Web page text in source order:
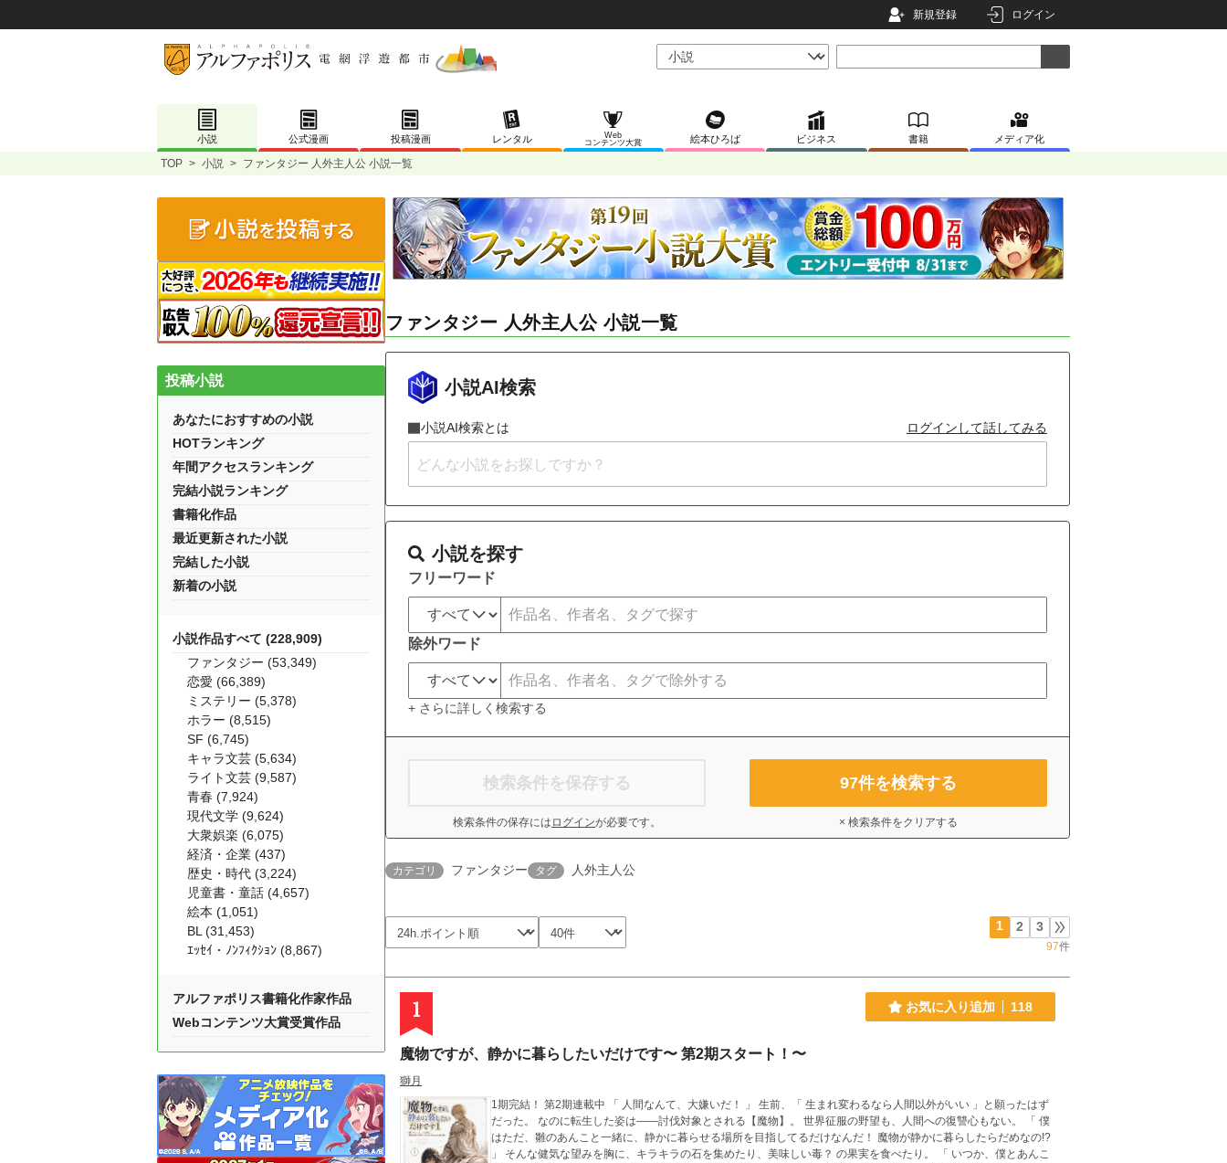
新規登録 ログイン
小説 公式漫画 投稿漫画 レンタル
Web
コンテンツ大賞
絵本ひろば ビジネス 書籍 メディア化
TOP > 小説 > ファンタジー 人外主人公 小説一覧
ファンタジー 人外主人公 小説一覧
小説AI検索
小説AI検索とは ログインして話してみる
小説を探す
フリーワード
除外ワード
+ さらに詳しく検索する
検索条件を保存する
検索条件の保存には ログインが必要です。
97件を検索する
× 検索条件をクリアする
カテゴリ ファンタジー タグ 人外主人公
1 2 3
97件
1 お気に入り追加 118
魔物ですが、静かに暮らしたいだけです〜 第2期スタート！〜
獅月
1期完結！ 第2期連載中 「 人間なんて、大嫌いだ！ 」 生前、「 生まれ変わるなら人間以外がいい 」と願ったはず
だった。 なのに転生した姿は――討伐対象とされる【魔物】。 世界征服の野望も、人間への復讐心もない。 「 僕
はただ、雛のあんこと一緒に、静かに暮らせる場所を目指してるだけなんだ！ 魔物が静かに暮らしたらだめなの!?
」 そんな健気な望みを胸に、キラキラの石を集めたり、美味しい毒？ の果実を食べたり。 「 いつか、僕とあんこ
投稿小説
あなたにおすすめの小説
HOTランキング
年間アクセスランキング
完結小説ランキング
書籍化作品
最近更新された小説
完結した小説
新着の小説
小説作品すべて (228,909)
ファンタジー (53,349)
恋愛 (66,389)
ミステリー (5,378)
ホラー (8,515)
SF (6,745)
キャラ文芸 (5,634)
ライト文芸 (9,587)
青春 (7,924)
現代文学 (9,624)
大衆娯楽 (6,075)
経済・企業 (437)
歴史・時代 (3,224)
児童書・童話 (4,657)
絵本 (1,051)
BL (31,453)
ｴｯｾｲ・ﾉﾝﾌｨｸｼｮﾝ (8,867)
アルファポリス書籍化作家作品
Webコンテンツ大賞受賞作品